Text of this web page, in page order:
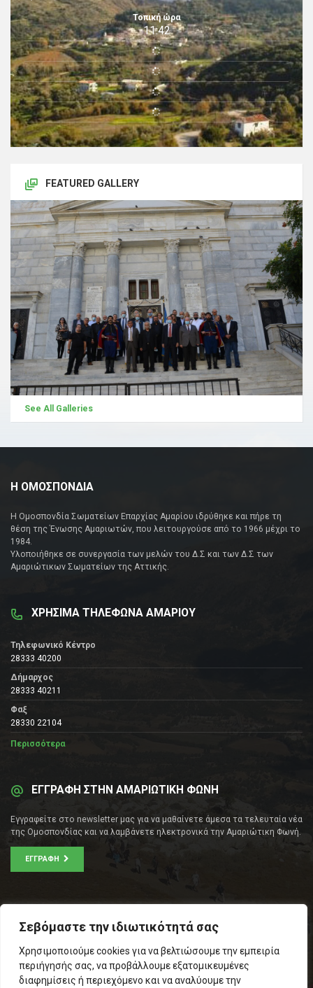
Σεβόμαστε την ιδιωτικότητά σας
Χρησιμοποιούμε cookies για να βελτιώσουμε την εμπειρία
περιήγησής σας, να προβάλλουμε εξατομικευμένες
διαφημίσεις ή περιεχόμενο και να αναλύουμε την
Τοπική ώρα
11:42
FEATURED GALLERY
See All Galleries
Η ΟΜΟΣΠΟΝΔΙΑ
Η Ομοσπονδία Σωματείων Επαρχίας Αμαρίου ιδρύθηκε και πήρε τη
θέση της Ένωσης Αμαριωτών, που λειτουργούσε από το 1966 μέχρι το
1984.
Υλοποιήθηκε σε συνεργασία των μελών του Δ.Σ και των Δ.Σ των
Αμαριώτικων Σωματείων της Αττικής.
ΧΡΗΣΙΜΑ ΤΗΛΕΦΩΝΑ ΑΜΑΡΙΟΥ
Τηλεφωνικό Κέντρο
28333 40200
Δήμαρχος
28333 40211
Φαξ
28330 22104
Περισσότερα
ΕΓΓΡΑΦΗ ΣΤΗΝ ΑΜΑΡΙΩΤΙΚΗ ΦΩΝΗ
Εγγραφείτε στο newsletter μας για να μαθαίνετε άμεσα τα τελευταία νέα
της Ομοσπονδίας και να λαμβάνετε ηλεκτρονικά την Αμαριώτικη Φωνή.
ΕΓΓΡΑΦΉ
Τ.Κ.: 105 53
Τηλ. – Fax: 210 33 14 346